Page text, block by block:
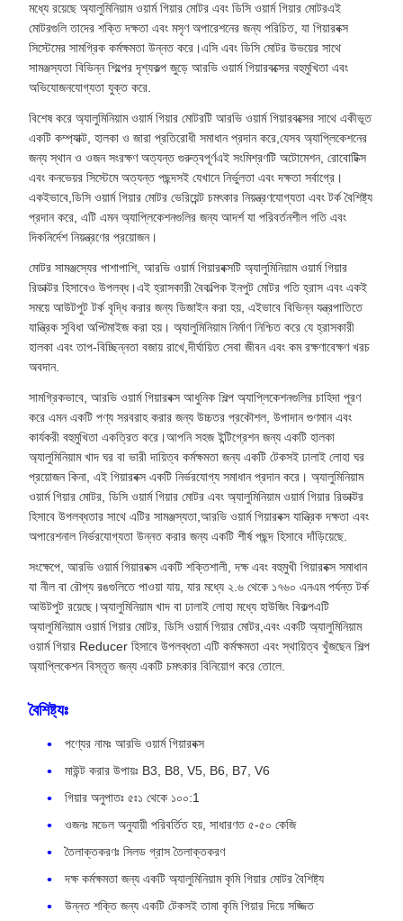
মধ্যে রয়েছে অ্যালুমিনিয়াম ওয়ার্ম গিয়ার মোটর এবং ডিসি ওয়ার্ম গিয়ার মোটরএই
মোটরগুলি তাদের শক্তি দক্ষতা এবং মসৃণ অপারেশনের জন্য পরিচিত, যা গিয়ারবক্স
সিস্টেমের সামগ্রিক কর্মক্ষমতা উন্নত করে।এসি এবং ডিসি মোটর উভয়ের সাথে
সামঞ্জস্যতা বিভিন্ন শিল্পের দৃশ্যকল্প জুড়ে আরভি ওয়ার্ম গিয়ারবক্সের বহুমুখিতা এবং
অভিযোজনযোগ্যতা যুক্ত করে.
বিশেষ করে অ্যালুমিনিয়াম ওয়ার্ম গিয়ার মোটরটি আরভি ওয়ার্ম গিয়ারবক্সের সাথে একীভূত
একটি কম্প্যাক্ট, হালকা ও জারা প্রতিরোধী সমাধান প্রদান করে,যেসব অ্যাপ্লিকেশনের
জন্য স্থান ও ওজন সংরক্ষণ অত্যন্ত গুরুত্বপূর্ণএই সংমিশ্রণটি অটোমেশন, রোবোটিক্স
এবং কনভেয়র সিস্টেমে অত্যন্ত পছন্দসই যেখানে নির্ভুলতা এবং দক্ষতা সর্বাগ্রে।
একইভাবে,ডিসি ওয়ার্ম গিয়ার মোটর ভেরিয়েন্ট চমৎকার নিয়ন্ত্রণযোগ্যতা এবং টর্ক বৈশিষ্ট্য
প্রদান করে, এটি এমন অ্যাপ্লিকেশনগুলির জন্য আদর্শ যা পরিবর্তনশীল গতি এবং
দিকনির্দেশ নিয়ন্ত্রণের প্রয়োজন।
মোটর সামঞ্জস্যের পাশাপাশি, আরভি ওয়ার্ম গিয়ারবক্সটি অ্যালুমিনিয়াম ওয়ার্ম গিয়ার
রিডাক্টর হিসাবেও উপলব্ধ।এই হ্রাসকারী বৈকল্পিক ইনপুট মোটর গতি হ্রাস এবং একই
সময়ে আউটপুট টর্ক বৃদ্ধি করার জন্য ডিজাইন করা হয়, এইভাবে বিভিন্ন যন্ত্রপাতিতে
যান্ত্রিক সুবিধা অপ্টিমাইজ করা হয়। অ্যালুমিনিয়াম নির্মাণ নিশ্চিত করে যে হ্রাসকারী
হালকা এবং তাপ-বিচ্ছিন্নতা বজায় রাখে,দীর্ঘায়িত সেবা জীবন এবং কম রক্ষণাবেক্ষণ খরচ
অবদান.
সামগ্রিকভাবে, আরভি ওয়ার্ম গিয়ারবক্স আধুনিক শিল্প অ্যাপ্লিকেশনগুলির চাহিদা পূরণ
করে এমন একটি পণ্য সরবরাহ করার জন্য উচ্চতর প্রকৌশল, উপাদান গুণমান এবং
কার্যকরী বহুমুখিতা একত্রিত করে।আপনি সহজ ইন্টিগ্রেশন জন্য একটি হালকা
অ্যালুমিনিয়াম খাদ ঘর বা ভারী দায়িত্ব কর্মক্ষমতা জন্য একটি টেকসই ঢালাই লোহা ঘর
প্রয়োজন কিনা, এই গিয়ারবক্স একটি নির্ভরযোগ্য সমাধান প্রদান করে। অ্যালুমিনিয়াম
ওয়ার্ম গিয়ার মোটর, ডিসি ওয়ার্ম গিয়ার মোটর এবং অ্যালুমিনিয়াম ওয়ার্ম গিয়ার রিডাক্টর
হিসাবে উপলব্ধতার সাথে এটির সামঞ্জস্যতা,আরভি ওয়ার্ম গিয়ারবক্স যান্ত্রিক দক্ষতা এবং
অপারেশনাল নির্ভরযোগ্যতা উন্নত করার জন্য একটি শীর্ষ পছন্দ হিসাবে দাঁড়িয়েছে.
সংক্ষেপে, আরভি ওয়ার্ম গিয়ারবক্স একটি শক্তিশালী, দক্ষ এবং বহুমুখী গিয়ারবক্স সমাধান
যা নীল বা রৌপ্য রঙগুলিতে পাওয়া যায়, যার মধ্যে ২.৬ থেকে ১৭৬০ এনএম পর্যন্ত টর্ক
আউটপুট রয়েছে।অ্যালুমিনিয়াম খাদ বা ঢালাই লোহা মধ্যে হাউজিং বিকল্পএটি
অ্যালুমিনিয়াম ওয়ার্ম গিয়ার মোটর, ডিসি ওয়ার্ম গিয়ার মোটর,এবং একটি অ্যালুমিনিয়াম
ওয়ার্ম গিয়ার Reducer হিসাবে উপলব্ধতা এটি কর্মক্ষমতা এবং স্থায়িত্ব খুঁজছেন শিল্প
অ্যাপ্লিকেশন বিস্তৃত জন্য একটি চমৎকার বিনিয়োগ করে তোলে.
বৈশিষ্ট্যঃ
পণ্যের নামঃ আরভি ওয়ার্ম গিয়ারবক্স
মাউন্ট করার উপায়ঃ B3, B8, V5, B6, B7, V6
গিয়ার অনুপাতঃ ৫ঃ১ থেকে ১০০:1
ওজনঃ মডেল অনুযায়ী পরিবর্তিত হয়, সাধারণত ৫-৫০ কেজি
তৈলাক্তকরণঃ সিলড গ্রাস তৈলাক্তকরণ
দক্ষ কর্মক্ষমতা জন্য একটি অ্যালুমিনিয়াম কৃমি গিয়ার মোটর বৈশিষ্ট্য
উন্নত শক্তি জন্য একটি টেকসই তামা কৃমি গিয়ার দিয়ে সজ্জিত